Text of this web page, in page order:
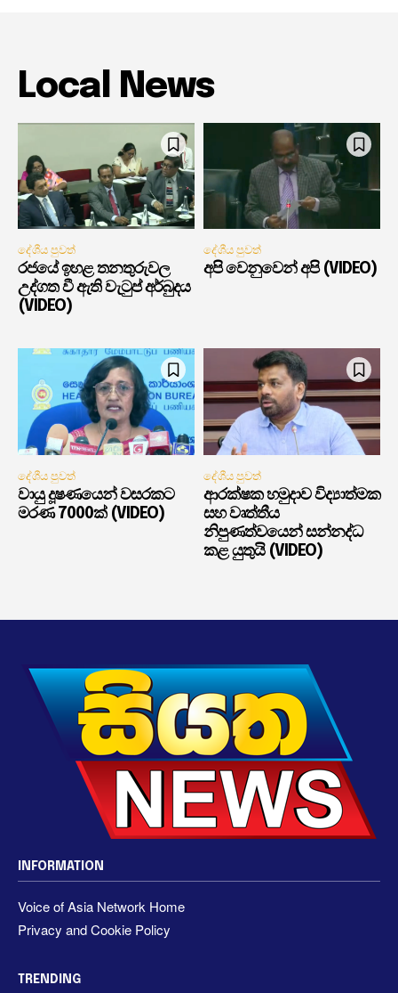
Local News
දේශීය පුවත්
රජයේ ඉහළ තනතුරුවල
උද්ගත වී ඇති වැටුප් අර්බුදය
(VIDEO)
දේශීය පුවත්
අපි වෙනුවෙන් අපි (VIDEO)
දේශීය පුවත්
වායු දූෂණයෙන් වසරකට
මරණ 7000ක් (VIDEO)
දේශීය පුවත්
ආරක්ෂක හමුදාව විද්‍යාත්මක
සහ වෘත්තීය
නිපුණත්වයෙන් සන්නද්ධ
කළ යුතුයි (VIDEO)
INFORMATION
Voice of Asia Network Home
Privacy and Cookie Policy
TRENDING